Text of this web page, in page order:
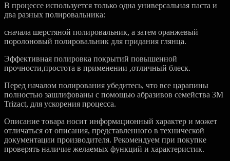
В процессе используется только одна универсальная паста и
два разных полировальника:
сначала шерстяной полировальник, а затем оранжевый
поролоновый полировальник для придания глянца.
Эффективная полировка покрытий повышенной
прочности,простота в применении ,отличный блеск.
Перед началом полирования убедитесь, что все царапины
полностью зашлифованы с помощью абразивов семейства 3M
Trizact, для ускорения процесса.
Описание товара носит информационный характер и может
отличаться от описания, представленного в технической
документации производителя. Рекомендуем при покупке
проверять наличие желаемых функций и характеристик.